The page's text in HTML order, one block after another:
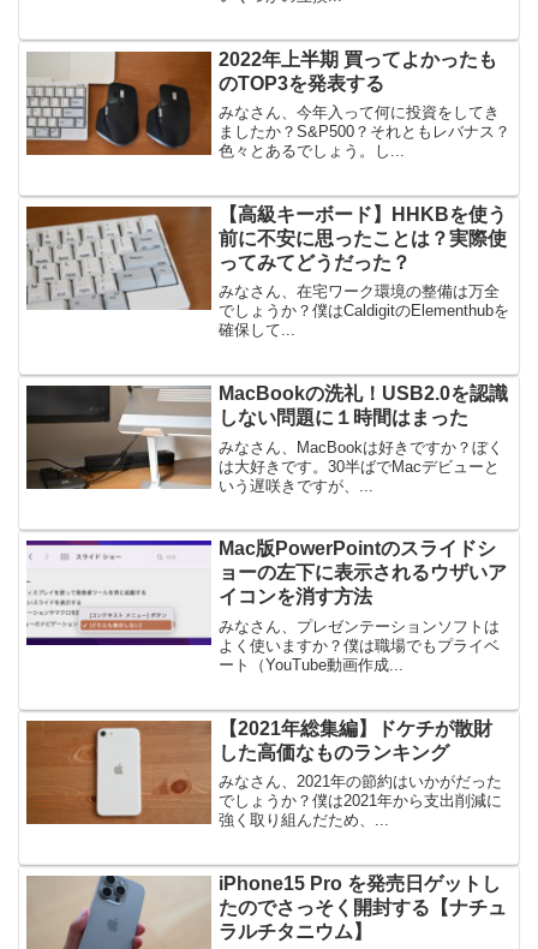
2022年上半期 買ってよかったも
のTOP3を発表する
みなさん、今年入って何に投資をしてき
ましたか？S&P500？それともレバナス？
色々とあるでしょう。し...
【高級キーボード】HHKBを使う
前に不安に思ったことは？実際使
ってみてどうだった？
みなさん、在宅ワーク環境の整備は万全
でしょうか？僕はCaldigitのElementhubを
確保して...
MacBookの洗礼！USB2.0を認識
しない問題に１時間はまった
みなさん、MacBookは好きですか？ぼく
は大好きです。30半ばでMacデビューと
いう遅咲きですが、...
Mac版PowerPointのスライドシ
ョーの左下に表示されるウザいア
イコンを消す方法
みなさん、プレゼンテーションソフトは
よく使いますか？僕は職場でもプライベ
ート（YouTube動画作成...
【2021年総集編】ドケチが散財
した高価なものランキング
みなさん、2021年の節約はいかがだった
でしょうか？僕は2021年から支出削減に
強く取り組んだため、...
iPhone15 Pro を発売日ゲットし
たのでさっそく開封する【ナチュ
ラルチタニウム】